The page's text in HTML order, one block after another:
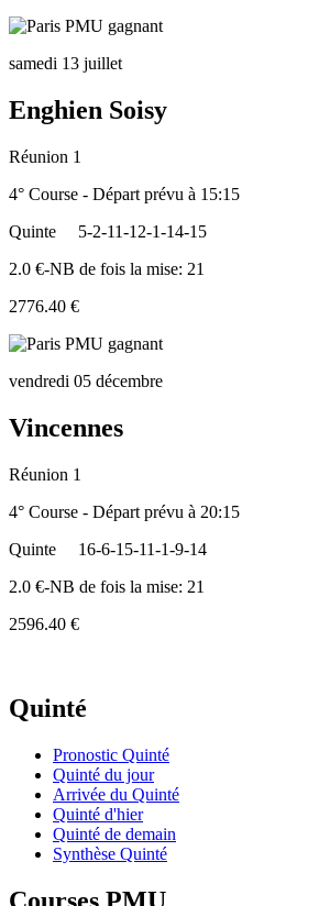
samedi 13 juillet
Enghien Soisy
Réunion 1
4° Course - Départ prévu à 15:15
Quinte
5-2-11-12-1-14-15
2.0 €-NB de fois la mise: 21
2776.40 €
vendredi 05 décembre
Vincennes
Réunion 1
4° Course - Départ prévu à 20:15
Quinte
16-6-15-11-1-9-14
2.0 €-NB de fois la mise: 21
2596.40 €
Quinté
Pronostic Quinté
Quinté du jour
Arrivée du Quinté
Quinté d'hier
Quinté de demain
Synthèse Quinté
Courses PMU